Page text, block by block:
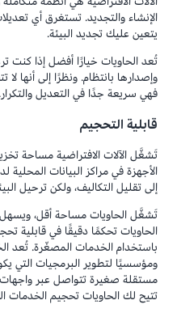
الإنشاء والتجديد. تستغرق أي
يتعين عليك تجديد البيئة.
تُعد الحاويات خيارًا أفضل إذا كنت
وإصدارها بانتظام. ونظرًا إلى أنها
فهي سريعة جدًا في التعديل
قابلية التحجيم
تَشغَّل الآلات الافتراضية مساحة
الأجهزة في مراكز البيانات
إلى تقليل التكاليف، ولكن ترحيل
تَشغَّل الحاويات مساحة أقل،
الحاويات تحكمًا دقيقًا في قابلية
باستخدام الخدمات المصغّرة. تُعد
ومؤسسيًا لتطوير البرمجيات التي
تتيح لك الحاويات تحجيم الخدمات